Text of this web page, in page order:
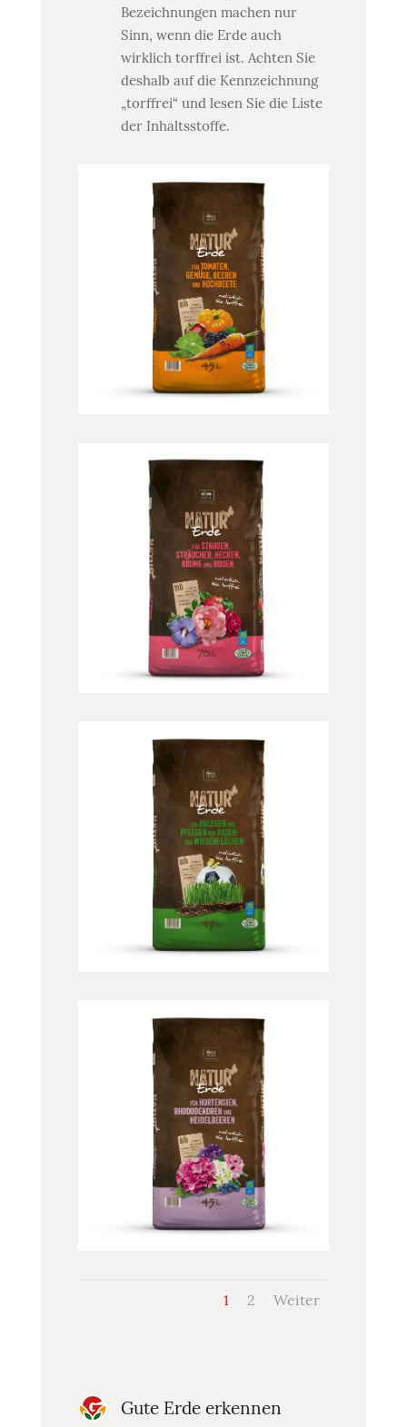
Bezeichnungen machen nur
Sinn, wenn die Erde auch
wirklich torffrei ist. Achten Sie
deshalb auf die Kennzeichnung
„torffrei“ und lesen Sie die Liste
der Inhaltsstoffe.
1 2 Weiter
Gute Erde erkennen